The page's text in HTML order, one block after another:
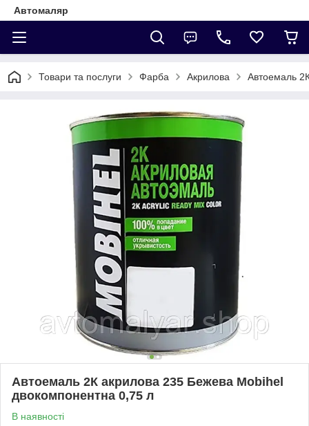
Автомаляр
Товари та послуги Фарба Акрилова Автоемаль
Автоемаль 2К акрилова 235 Бежева Mobihel
двокомпонентна 0,75 л
В наявності